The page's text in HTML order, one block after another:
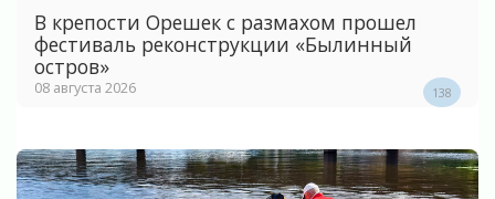
В крепости Орешек с размахом прошел
фестиваль реконструкции «Былинный
остров»
08 августа 2026 138